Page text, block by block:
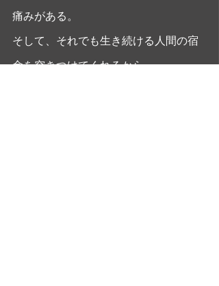
痛みがある。
そして、それでも生き続ける人間の宿
命を突きつけてくれるから、